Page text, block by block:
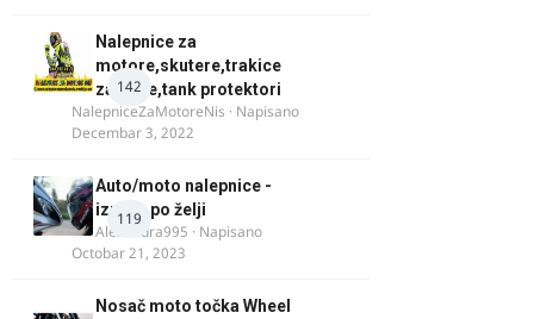
142
Nalepnice za
motore,skutere,trakice
za felne,tank protektori
NalepniceZaMotoreNis · Napisano
Decembar 3, 2022
119
Auto/moto nalepnice -
izrada po želji
Alexandra995 · Napisano
Octobar 21, 2023
Nosač moto točka Wheel